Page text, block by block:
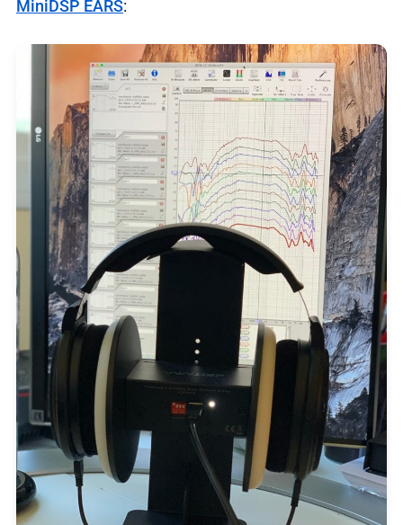
MiniDSP EARS: